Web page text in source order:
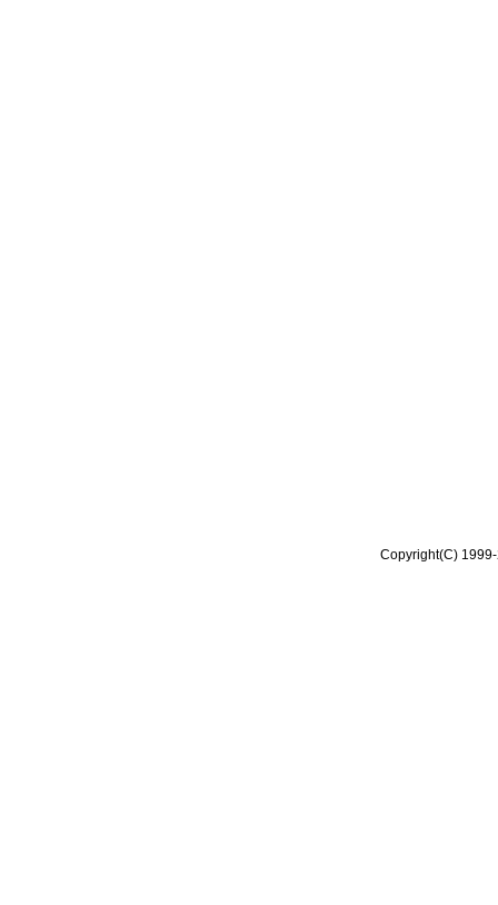
Copyright(C)